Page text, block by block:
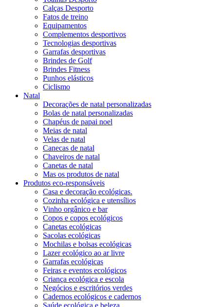
Calças Desporto
Fatos de treino
Equipamentos
Complementos desportivos
Tecnologias desportivas
Garrafas desportivas
Brindes de Golf
Brindes Fitness
Punhos elásticos
Ciclismo
Natal
Decorações de natal personalizadas
Bolas de natal personalizadas
Chapéus de papai noel
Meias de natal
Velas de natal
Canecas de natal
Chaveiros de natal
Canetas de natal
Mas os produtos de natal
Produtos eco-responsáveis
Casa e decoração ecológicas.
Cozinha ecológica e utensílios
Vinho orgânico e bar
Copos e copos ecológicos
Canetas ecológicas
Sacolas ecológicas
Mochilas e bolsas ecológicas
Lazer ecológico ao ar livre
Garrafas ecológicas
Feiras e eventos ecológicos
Criança ecológica e escola
Negócios e escritórios verdes
Cadernos ecológicos e cadernos
Saúde ecológica e beleza